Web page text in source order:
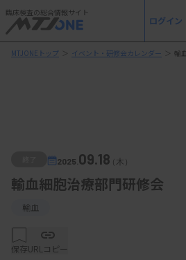
臨床検査の総合情報サイト
ログイン
MTJONEトップ ＞ イベント・研修会カレンダー ＞ 輸
2025. 09.18（木）
輸血細胞治療部門研修会
輸血
保存URLコピー